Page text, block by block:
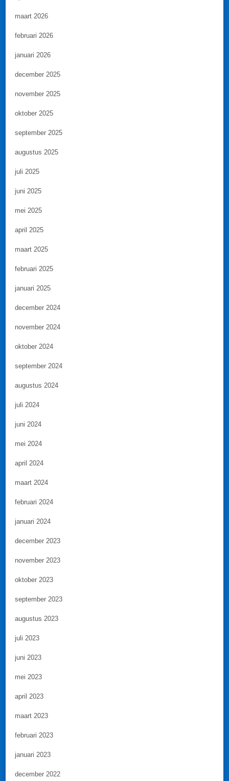
maart 2026
februari 2026
januari 2026
december 2025
november 2025
oktober 2025
september 2025
augustus 2025
juli 2025
juni 2025
mei 2025
april 2025
maart 2025
februari 2025
januari 2025
december 2024
november 2024
oktober 2024
september 2024
augustus 2024
juli 2024
juni 2024
mei 2024
april 2024
maart 2024
februari 2024
januari 2024
december 2023
november 2023
oktober 2023
september 2023
augustus 2023
juli 2023
juni 2023
mei 2023
april 2023
maart 2023
februari 2023
januari 2023
december 2022